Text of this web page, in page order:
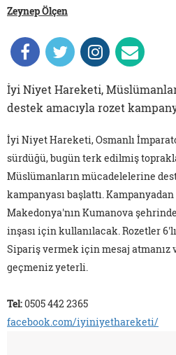
Zeynep Ölçen
İyi Niyet Hareketi,
destek amacıyla rozet
İyi Niyet Hareketi, Osmanlı
sürdüğü, bugün terk edilmiş
Müslümanların mücadelelerine
kampanyası başlattı.
Makedonya'nın Kumanova
inşası için kullanılacak. Rozetler
Sipariş vermek için mesaj
geçmeniz yeterli.
Tel:0505 442 2365
facebook.com/iyiniyethareketi/